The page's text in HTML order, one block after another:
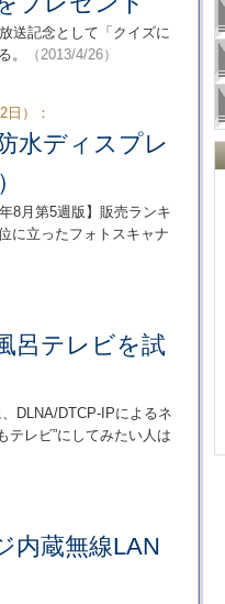
送記念として「クイズに
。
（2013/4/26）
）：
水ディスプレ
8月第5週版】販売ランキ
に立ったフォトスキャナ
呂テレビを試
DLNA/DTCP-IPによるネ
テレビ”にしてみたい人は
内蔵無線LAN